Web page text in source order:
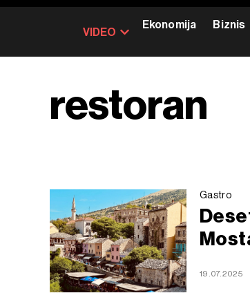
VIDEO
Ekonomija Biznis
restoran
Gastro
19.07.2025